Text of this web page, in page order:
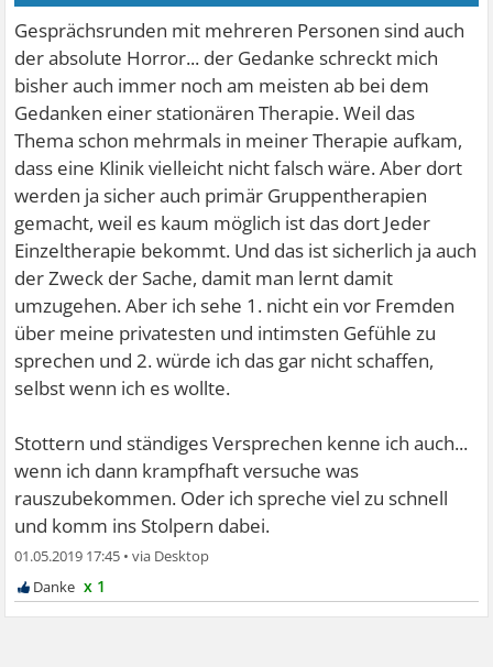
Gesprächsrunden mit mehreren Personen sind auch
der absolute Horror... der Gedanke schreckt mich
bisher auch immer noch am meisten ab bei dem
Gedanken einer stationären Therapie. Weil das
Thema schon mehrmals in meiner Therapie aufkam,
dass eine Klinik vielleicht nicht falsch wäre. Aber dort
werden ja sicher auch primär Gruppentherapien
gemacht, weil es kaum möglich ist das dort Jeder
Einzeltherapie bekommt. Und das ist sicherlich ja auch
der Zweck der Sache, damit man lernt damit
umzugehen. Aber ich sehe 1. nicht ein vor Fremden
über meine privatesten und intimsten Gefühle zu
sprechen und 2. würde ich das gar nicht schaffen,
selbst wenn ich es wollte.
Stottern und ständiges Versprechen kenne ich auch...
wenn ich dann krampfhaft versuche was
rauszubekommen. Oder ich spreche viel zu schnell
und komm ins Stolpern dabei.
01.05.2019 17:45 •
x 1